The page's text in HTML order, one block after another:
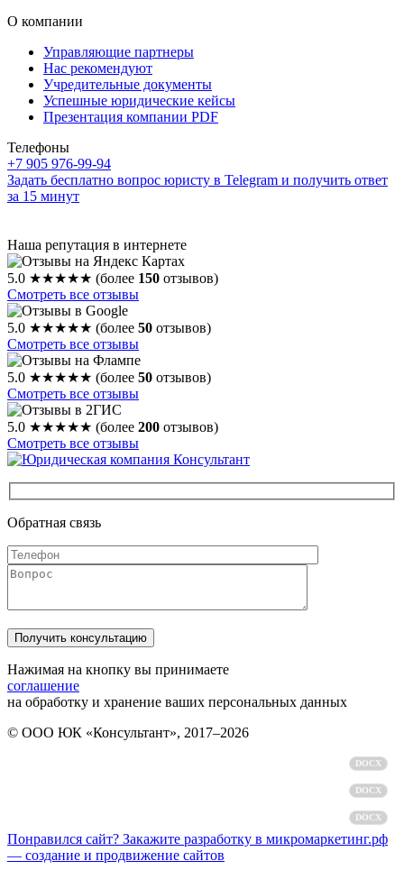
О компании
Управляющие партнеры
Нас рекомендуют
Учредительные документы
Успешные юридические кейсы
Презентация компании PDF
Телефоны
+7 905 976-99-94
Задать бесплатно вопрос юристу в Telegram и получить ответ
за 15 минут
Наша репутация в интернете
5.0 ★★★★★ (более 150 отзывов)
Смотреть все отзывы
5.0 ★★★★★ (более 50 отзывов)
Смотреть все отзывы
5.0 ★★★★★ (более 50 отзывов)
Смотреть все отзывы
5.0 ★★★★★ (более 200 отзывов)
Смотреть все отзывы
Обратная связь
Нажимая на кнопку вы принимаете
соглашение
на обработку и хранение ваших персональных данных
© ООО ЮК «Консультант», 2017–2026
DOCX
DOCX
DOCX
Понравился сайт? Закажите разработку в микромаркетинг.рф
— создание и продвижение сайтов